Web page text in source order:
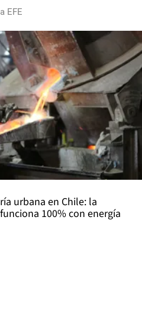
EFE
urbana en Chile: la
100% con energía